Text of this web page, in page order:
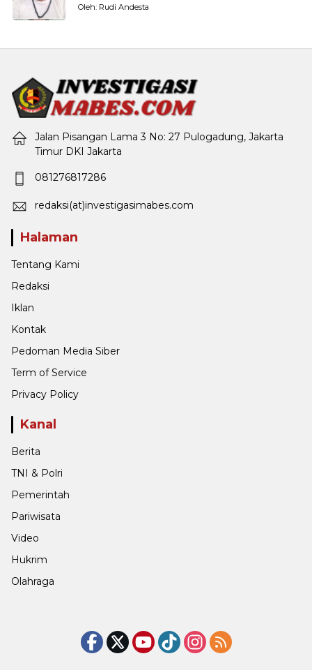
Oleh: Rudi Andesta
Jalan Pisangan Lama 3 No: 27 Pulogadung, Jakarta
Timur DKI Jakarta
081276817286
redaksi(at)investigasimabes.com
Halaman
Tentang Kami
Redaksi
Iklan
Kontak
Pedoman Media Siber
Term of Service
Privacy Policy
Kanal
Berita
TNI & Polri
Pemerintah
Pariwisata
Video
Hukrim
Olahraga